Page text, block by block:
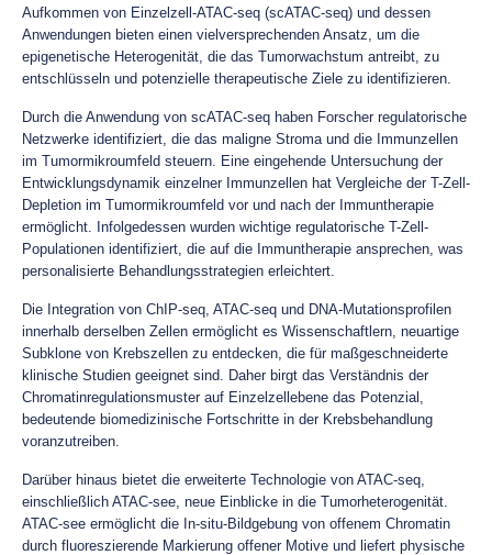
Aufkommen von Einzelzell-ATAC-seq (scATAC-seq) und dessen
Anwendungen bieten einen vielversprechenden Ansatz, um die
epigenetische Heterogenität, die das Tumorwachstum antreibt, zu
entschlüsseln und potenzielle therapeutische Ziele zu identifizieren.
Durch die Anwendung von scATAC-seq haben Forscher regulatorische
Netzwerke identifiziert, die das maligne Stroma und die Immunzellen
im Tumormikroumfeld steuern. Eine eingehende Untersuchung der
Entwicklungsdynamik einzelner Immunzellen hat Vergleiche der T-Zell-
Depletion im Tumormikroumfeld vor und nach der Immuntherapie
ermöglicht. Infolgedessen wurden wichtige regulatorische T-Zell-
Populationen identifiziert, die auf die Immuntherapie ansprechen, was
personalisierte Behandlungsstrategien erleichtert.
Die Integration von ChIP-seq, ATAC-seq und DNA-Mutationsprofilen
innerhalb derselben Zellen ermöglicht es Wissenschaftlern, neuartige
Subklone von Krebszellen zu entdecken, die für maßgeschneiderte
klinische Studien geeignet sind. Daher birgt das Verständnis der
Chromatinregulationsmuster auf Einzelzellebene das Potenzial,
bedeutende biomedizinische Fortschritte in der Krebsbehandlung
voranzutreiben.
Darüber hinaus bietet die erweiterte Technologie von ATAC-seq,
einschließlich ATAC-see, neue Einblicke in die Tumorheterogenität.
ATAC-see ermöglicht die In-situ-Bildgebung von offenem Chromatin
durch fluoreszierende Markierung offener Motive und liefert physische